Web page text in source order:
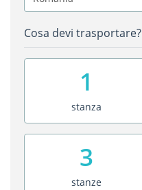
Cosa devi trasportare?
1
stanza
3
stanze